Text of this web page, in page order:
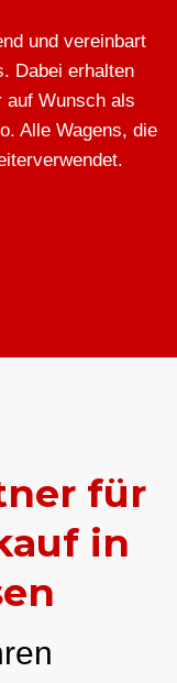
und vereinbart
Dabei erhalten
auf Wunsch als
Alle Wagens, die
für
in